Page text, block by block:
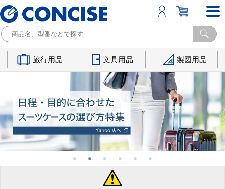
旅行用品 文具用品 製図用品